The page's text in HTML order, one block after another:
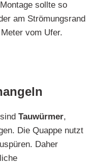
sollte so
am Strömungsrand
vom Ufer.
Tauwürmer,
Die Quappe nutzt
Daher